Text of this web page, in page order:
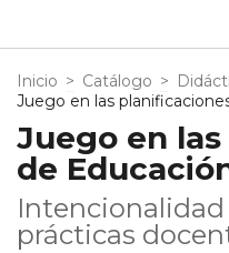
Inicio > Catálogo >
Juego en las
Juego en
de
prácticas